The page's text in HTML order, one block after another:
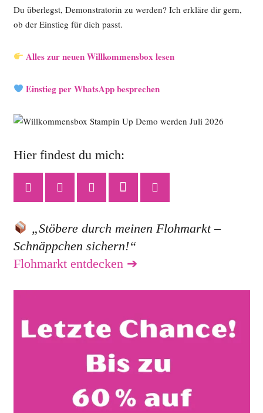
Du überlegst, Demonstratorin zu werden? Ich erkläre dir gern,
ob der Einstieg für dich passt.
Alles zur neuen Willkommensbox lesen
Einstieg per WhatsApp besprechen
Hier findest du mich:
„Stöbere durch meinen Flohmarkt –
Schnäppchen sichern!“
Flohmarkt entdecken ➔